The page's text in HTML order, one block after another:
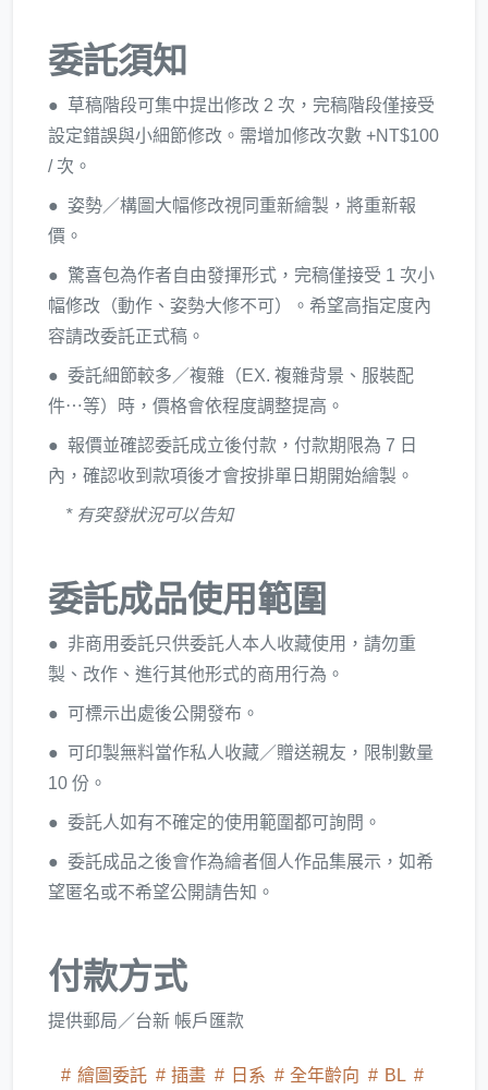
委託須知
● 草稿階段可集中提出修改 2 次，完稿階段僅接受
設定錯誤與小細節修改。需增加修改次數 +NT$100
/ 次。
● 姿勢／構圖大幅修改視同重新繪製，將重新報
價。
● 驚喜包為作者自由發揮形式，完稿僅接受 1 次小
幅修改（動作、姿勢大修不可）。希望高指定度內
容請改委託正式稿。
● 委託細節較多／複雜（EX. 複雜背景、服裝配
件⋯等）時，價格會依程度調整提高。
● 報價並確認委託成立後付款，付款期限為 7 日
內，確認收到款項後才會按排單日期開始繪製。
* 有突發狀況可以告知
委託成品使用範圍
● 非商用委託只供委託人本人收藏使用，請勿重
製、改作、進行其他形式的商用行為。
● 可標示出處後公開發布。
● 可印製無料當作私人收藏／贈送親友，限制數量
10 份。
● 委託人如有不確定的使用範圍都可詢問。
● 委託成品之後會作為繪者個人作品集展示，如希
望匿名或不希望公開請告知。
付款方式
提供郵局／台新 帳戶匯款
繪圖委託 插畫 日系 全年齡向
BL